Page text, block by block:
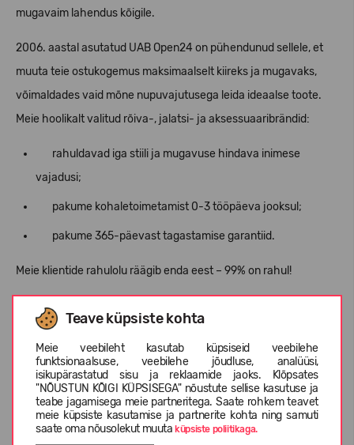
Teave küpsiste kohta
Meie veebileht kasutab küpsiseid veebilehe
funktsionaalsuse, veebilehe jõudluse, analüüsi,
isikupärastatud sisu ja reklaamide jaoks. Klõpsates
"NÕUSTUN KÕIGI KÜPSISEGA" nõustute sellise kasutuse ja
teabe jagamisega meie partneritega. Saate rohkem teavet
meie küpsiste kasutamise ja partnerite kohta ning samuti
saate oma nõusolekut muutaküpsiste poliitikaga.
mugavaim lahendus kõigile.
2006. aastal asutatud UAB Open24 on pühendunud sellele, et
muuta teie ostukogemus maksimaalselt kiireks ja mugavaks,
võimaldades vaid mõne nupuvajutusega leida ideaalse toote.
Meie hoolikalt valitud rõiva-, jalatsi- ja aksessuaaribrändid:
rahuldavad iga stiili ja mugavuse hindava inimese
vajadusi;
pakume kohaletoimetamist 0-3 tööpäeva jooksul;
pakume 365-päevast tagastamise garantiid.
Meie klientide rahulolu räägib enda eest – 99% on rahul!
Teenindame veebiostjaid Leedus, Lätis ja Eestis. Lisaks haldame
12 CROCS™ frantsiisi ja Open24
Esindades
CROCS™,Reima,Keen Ecoalf,Teva
alti riikides
pakume teile kvaliteetseid jalatseid, mis tagavad mugavuse,
vastupidavuse ja stiili – kõik põhineb globaalsel usaldusel.
Kas tunnete huvi meie äripartneriks saamise vastu? Täpsemat